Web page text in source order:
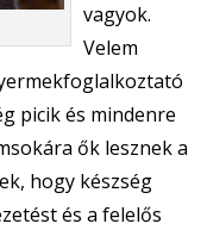
vagyok.
Velem
picik és mindenre
ők lesznek a
hogy készség
és a felelős